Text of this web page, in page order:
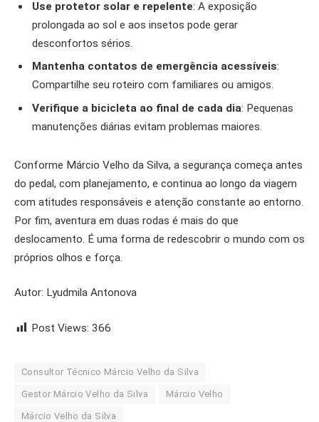
Use protetor solar e repelente: A exposição
prolongada ao sol e aos insetos pode gerar
desconfortos sérios.
Mantenha contatos de emergência acessíveis:
Compartilhe seu roteiro com familiares ou amigos.
Verifique a bicicleta ao final de cada dia: Pequenas
manutenções diárias evitam problemas maiores.
Conforme Márcio Velho da Silva, a segurança começa antes
do pedal, com planejamento, e continua ao longo da viagem
com atitudes responsáveis e atenção constante ao entorno.
Por fim, aventura em duas rodas é mais do que
deslocamento. É uma forma de redescobrir o mundo com os
próprios olhos e força.
Autor: Lyudmila Antonova
Post Views: 366
Consultor Técnico Márcio Velho da Silva
Gestor Márcio Velho da Silva Márcio Velho
Márcio Velho da Silva